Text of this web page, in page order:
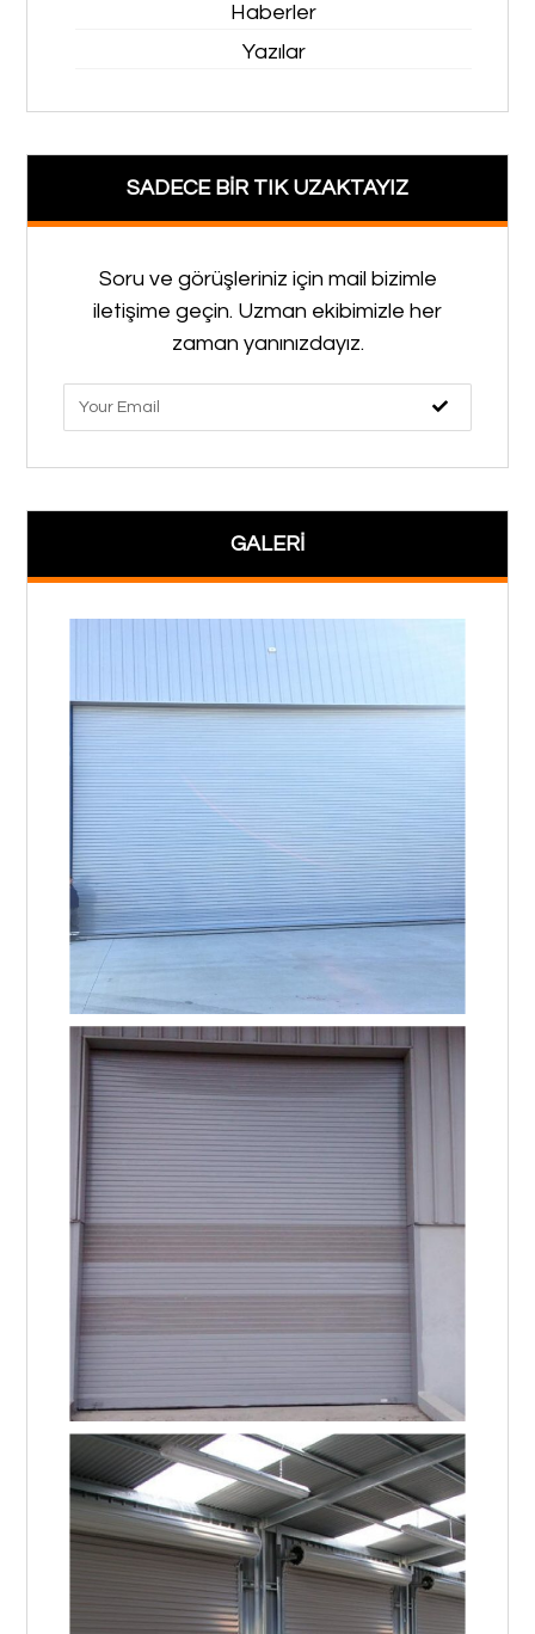
Haberler
Yazılar
SADECE BİR TIK UZAKTAYIZ
Soru ve görüşleriniz için mail bizimle
iletişime geçin. Uzman ekibimizle her
zaman yanınızdayız.
GALERİ